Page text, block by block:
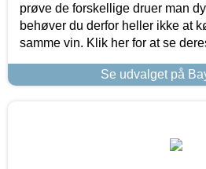
prøve de forskellige druer man
behøver du derfor heller ikke at
samme vin. Klik her for at se
Se udvalget på